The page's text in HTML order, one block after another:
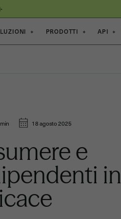
+ PRODOTTI + API +
min 18 agosto 2025
e
in